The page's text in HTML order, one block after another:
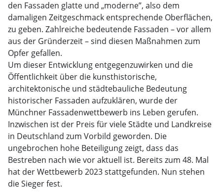
den Fassaden glatte und „moderne”, also dem
damaligen Zeitgeschmack entsprechende Oberflächen,
zu geben. Zahlreiche bedeutende Fassaden – vor allem
aus der Gründerzeit – sind diesen Maßnahmen zum
Opfer gefallen.
Um dieser Entwicklung entgegenzuwirken und die
Öffentlichkeit über die kunsthistorische,
architektonische und städtebauliche Bedeutung
historischer Fassaden aufzuklären, wurde der
Münchner Fassadenwettbewerb ins Leben gerufen.
Inzwischen ist der Preis für viele Städte und Landkreise
in Deutschland zum Vorbild geworden. Die
ungebrochen hohe Beteiligung zeigt, dass das
Bestreben nach wie vor aktuell ist. Bereits zum 48. Mal
hat der Wettbewerb 2023 stattgefunden. Nun stehen
die Sieger fest.